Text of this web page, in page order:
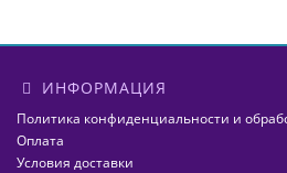
ИНФОРМАЦИЯ
Политика конфиденциальности и
Оплата
Условия доставки